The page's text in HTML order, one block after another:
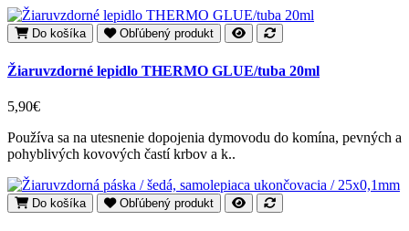
Do košíka Obľúbený produkt
Žiaruvzdorné lepidlo THERMO GLUE/tuba 20ml
5,90€
Používa sa na utesnenie dopojenia dymovodu do komína, pevných a
pohyblivých kovových častí krbov a k..
Do košíka Obľúbený produkt